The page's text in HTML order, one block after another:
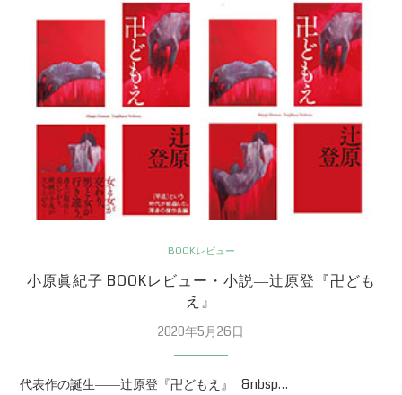
BOOKレビュー
小原眞紀子 BOOKレビュー・小説―辻原登『卍ども
え』
2020年5月26日
代表作の誕生――辻原登『卍どもえ』 &nbsp…